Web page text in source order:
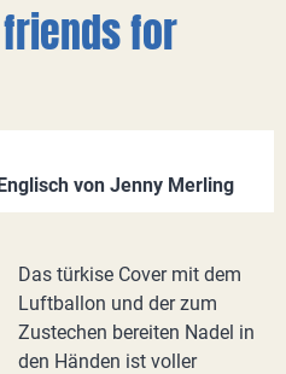
friends for
von Jenny Merling
Das türkise Cover mit dem
Luftballon und der zum
Zustechen bereiten Nadel in
den Händen ist voller